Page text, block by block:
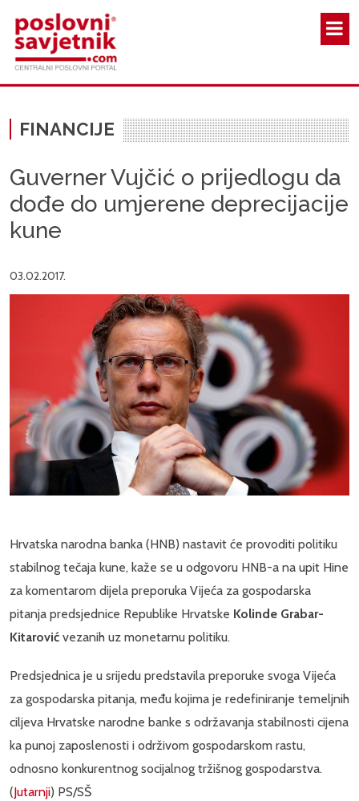
FINANCIJE
Guverner Vujčić o prijedlogu da
dođe do umjerene deprecijacije
kune
03.02.2017.
Hrvatska narodna banka (HNB) nastavit će provoditi politiku
stabilnog tečaja kune, kaže se u odgovoru HNB-a na upit Hine
za komentarom dijela preporuka Vijeća za gospodarska
pitanja predsjednice Republike Hrvatske Kolinde Grabar-
Kitarović vezanih uz monetarnu politiku.
Predsjednica je u srijedu predstavila preporuke svoga Vijeća
za gospodarska pitanja, među kojima je redefiniranje temeljnih
ciljeva Hrvatske narodne banke s održavanja stabilnosti cijena
ka punoj zaposlenosti i održivom gospodarskom rastu,
odnosno konkurentnog socijalnog tržišnog gospodarstva.
(Jutarnji) PS/SŠ